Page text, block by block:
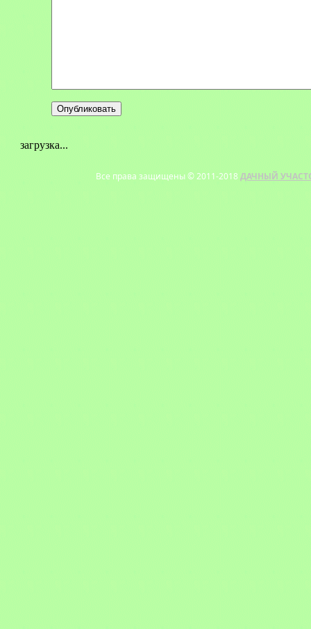
загрузка...
Все права защищены © 2011-2018 ДАЧНЫЙ